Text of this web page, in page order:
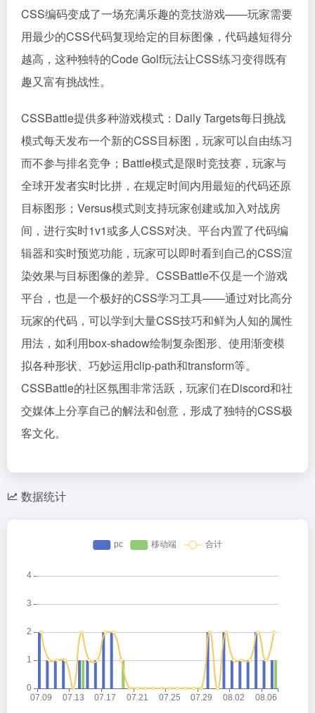
CSS编码变成了一场充满乐趣的竞技游戏——玩家需要
用最少的CSS代码复现给定的目标图像，代码越短得分
越高，这种独特的Code Golf玩法让CSS练习变得既有
趣又富有挑战性。
CSSBattle提供多种游戏模式：Daily Targets每日挑战
模式每天发布一个新的CSS目标图，玩家可以自由练习
而不参与排名竞争；Battle模式是限时竞技赛，玩家与
全球开发者实时比拼，在规定时间内用最短的代码还原
目标图形；Versus模式则支持玩家创建或加入对战房
间，进行实时1v1或多人CSS对决。平台内置了代码编
辑器和实时预览功能，玩家可以即时看到自己的CSS渲
染效果与目标图像的差异。CSSBattle不仅是一个游戏
平台，也是一个极好的CSS学习工具——通过对比高分
玩家的代码，可以学到大量CSS技巧和鲜为人知的属性
用法，如利用box-shadow绘制复杂图形、使用渐变模
拟各种形状、巧妙运用clip-path和transform等。
CSSBattle的社区氛围非常活跃，玩家们在Discord和社
交媒体上分享自己的解法和创意，形成了独特的CSS极
客文化。
数据统计